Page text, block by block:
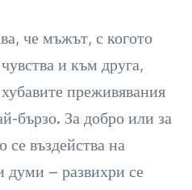
че мъжът, с когото
и към друга,
преживявания
бързо. За добро или за
въздейства на
думи – развихри се